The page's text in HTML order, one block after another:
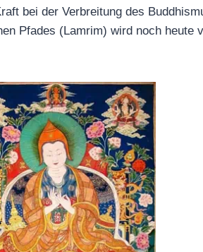
bei der Verbreitung des
Pfades (Lamrim) wird noch heute